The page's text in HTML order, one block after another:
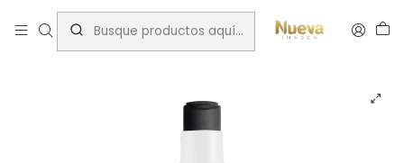
Inicio Tratamientos capilares Marcas
GLOSSCO SHAMPOO SMOOTHIE REPARACION 1000ML